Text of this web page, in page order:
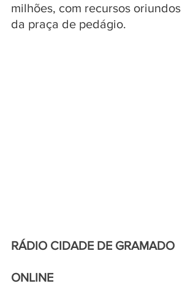
milhões, com recursos oriundos
da praça de pedágio.
RÁDIO CIDADE DE GRAMADO
ONLINE